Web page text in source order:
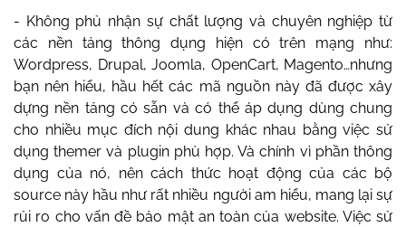
- Không phủ nhận sự chất lượng và chuyên nghiệp từ
các nền tảng thông dụng hiện có trên mạng như:
Wordpress, Drupal, Joomla, OpenCart, Magento…nhưng
bạn nên hiểu, hầu hết các mã nguồn này đã được xây
dựng nền tảng có sẵn và có thể áp dụng dùng chung
cho nhiều mục đích nội dung khác nhau bằng việc sử
dụng themer và plugin phù hợp. Và chính vì phần thông
dụng của nó, nên cách thức hoạt động của các bộ
source này hầu như rất nhiều người am hiểu, mang lại sự
rủi ro cho vấn đề bảo mật an toàn của website. Việc sử